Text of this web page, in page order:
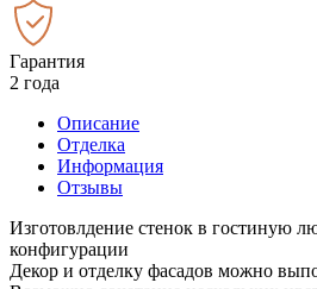
Гарантия
2 года
Описание
Отделка
Информация
Отзывы
Изготовлдение стенок в гостиную
конфигурации
Декор и отделку фасадов можно